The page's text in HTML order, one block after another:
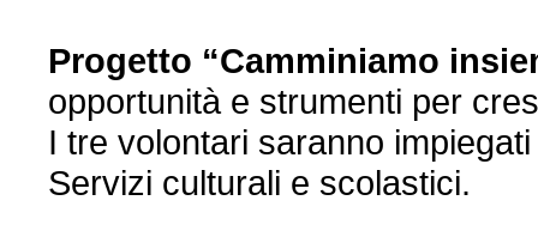
Progetto “Camminiamo
opportunità e strumenti per
I tre volontari saranno
Servizi culturali e scolastici.